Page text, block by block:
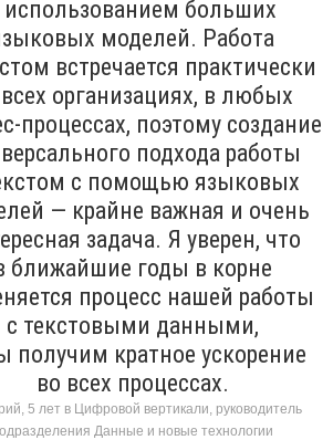
использованием больших
моделей. Работа
встречается практически
организациях, в любых
процессах, поэтому создание
подхода работы
с помощью языковых
— крайне важная и очень
задача. Я уверен, что
ближайшие годы в корне
процесс нашей работы
с текстовыми данными,
получим кратное ускорение
во всех процессах.
5 лет в Цифровой вертикали, руководитель
Данные и новые технологии